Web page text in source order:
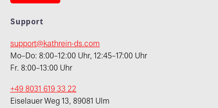
Support
support@kathrein-ds.com
Mo–Do: 8:00–12:00 Uhr, 12:45–17:00 Uhr
Fr. 8:00–13:00 Uhr
+49 8031 619 33 22
Eiselauer Weg 13, 89081 Ulm